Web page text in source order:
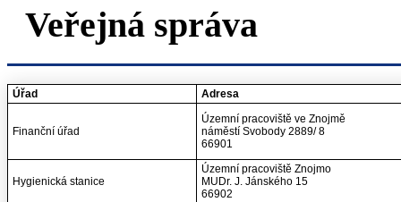
Veřejná správa
Úřad Adresa
Finanční úřad
Územní pracoviště ve Znojmě
náměstí Svobody 2889/ 8
66901
Hygienická stanice
Územní pracoviště Znojmo
MUDr. J. Jánského 15
66902